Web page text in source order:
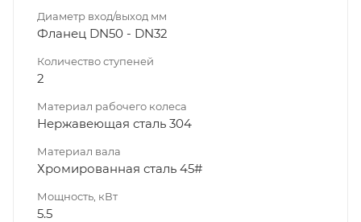
Диаметр вход/выход мм
Фланец DN50 - DN32
Количество ступеней
2
Материал рабочего колеса
Нержавеющая сталь 304
Материал вала
Хромированная сталь 45#
Мощность, кВт
5.5